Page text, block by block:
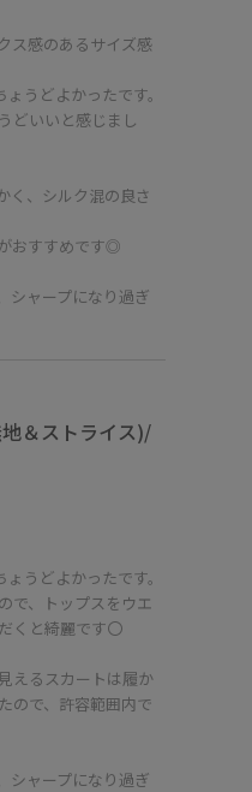
ス感のあるサイズ感
うどよかったです。
どいいと感じまし
く、シルク混の良さ
おすすめです◎
シャープになり過ぎ
＆ストライス)/
うどよかったです。
で、トップスをウエ
くと綺麗です〇
えるスカートは履か
ので、許容範囲内で
シャープになり過ぎ